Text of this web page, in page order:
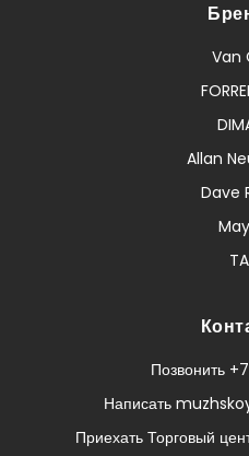
Van
Allan
Dave
Позвонить
Написать
Приехать Торговый